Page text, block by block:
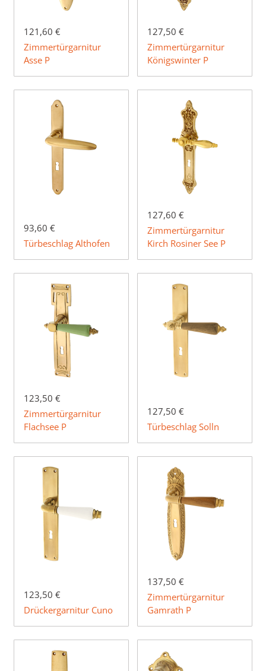
121,60 €
Zimmertürgarnitur
Asse P
127,50 €
Zimmertürgarnitur
Königswinter P
93,60 €
Türbeschlag Althofen
127,60 €
Zimmertürgarnitur
Kirch Rosiner See P
123,50 €
Zimmertürgarnitur
Flachsee P
127,50 €
Türbeschlag Solln
123,50 €
Drückergarnitur Cuno
137,50 €
Zimmertürgarnitur
Gamrath P